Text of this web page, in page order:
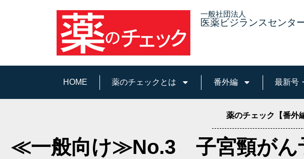
一般社団法人
医薬ビジランスセンタ
HOME 薬のチェックとは 番外編 最新号
薬のチェック【番外
≪一般向け≫No.3 子宮頸がん